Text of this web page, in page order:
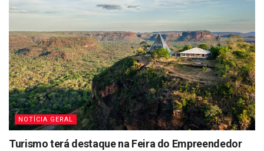
NOTÍCIA GERAL
Turismo terá destaque na Feira do Empreendedor